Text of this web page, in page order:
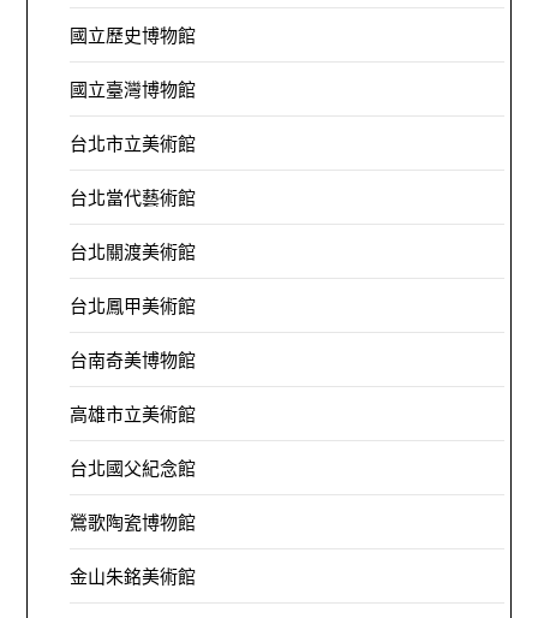
國立歷史博物館
國立臺灣博物館
台北市立美術館
台北當代藝術館
台北關渡美術館
台北鳳甲美術館
台南奇美博物館
高雄市立美術館
台北國父紀念館
鶯歌陶瓷博物館
金山朱銘美術館